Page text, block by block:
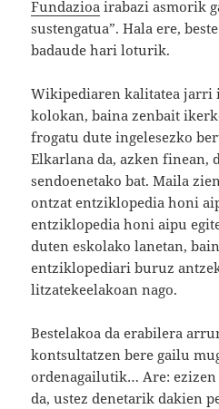
Fundazioa irabazi asmorik
sustengatua”. Hala ere,
badaude hari loturik.
Wikipediaren kalitatea jarri
kolokan, baina zenbait
frogatu dute ingelesezko
Elkarlana da, azken finean,
sendoenetako bat. Maila
ontzat entziklopedia honi
entziklopedia honi aipu
duten eskolako lanetan,
entziklopediari buruz
litzatekeelakoan nago.
Bestelakoa da erabilera
kontsultatzen bere gailu
ordenagailutik… Are:
da, ustez denetarik dakien